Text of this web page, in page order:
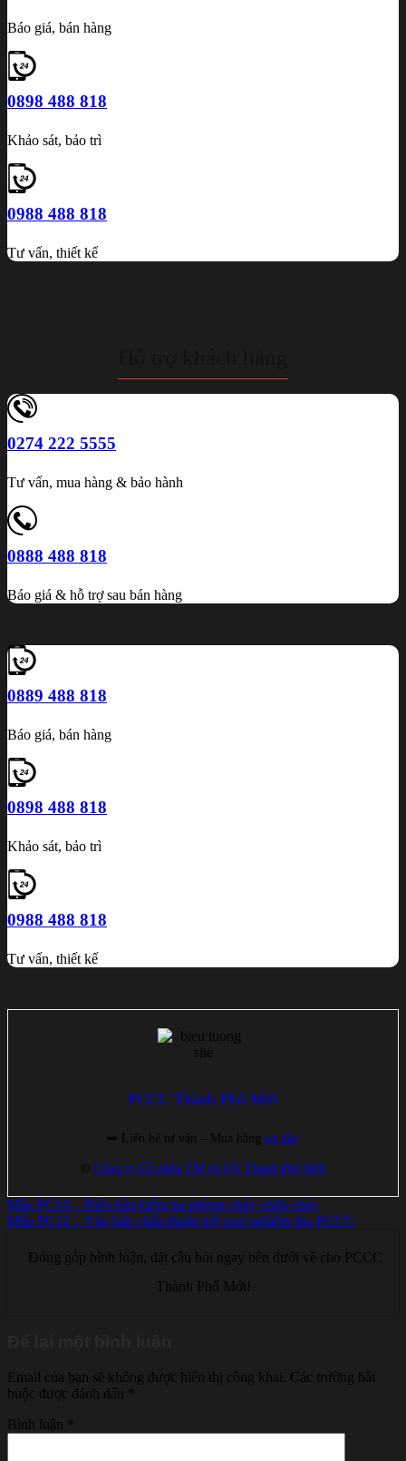
Báo giá, bán hàng
0898 488 818
Khảo sát, bảo trì
0988 488 818
Tư vấn, thiết kế
0274 222 5555
Tư vấn, mua hàng & bảo hành
0888 488 818
Báo giá & hỗ trợ sau bán hàng
0889 488 818
Báo giá, bán hàng
0898 488 818
Khảo sát, bảo trì
0988 488 818
Tư vấn, thiết kế
PCCC Thành Phố Mới
➥ Liên hệ tư vấn – Mua hàng tại đây
Công ty Cổ phần TM và DV Thành Phố Mới
Mẫu PC10 – Biên bản kiểm tra phòng cháy chữa cháy
Mẫu PC12 – Văn bản chấp thuận kết quả nghiệm thu PCCC
Đóng góp bình luận, đặt câu hỏi ngay bên dưới về cho PCCC
Thành Phố Mới!
Email của bạn sẽ không được hiển thị công khai. Các trường bắt
buộc được đánh dấu
Bình luận